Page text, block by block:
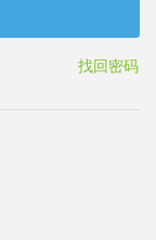
找回密码